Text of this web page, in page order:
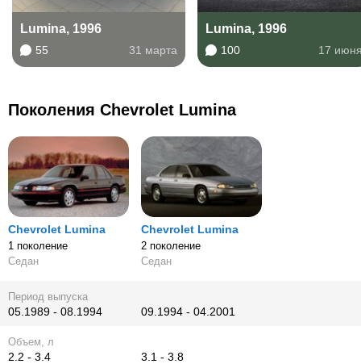
Lumina, 1996
55 31 марта
Lumina, 1996
100 17
Поколения Chevrolet Lumina
Chevrolet Lumina
1 поколение
Седан
Chevrolet Lumina
2 поколение
Седан
Период выпуска
05.1989 - 08.1994 09.1994 - 04.2001
Объем, л
2.2 - 3.4 3.1 - 3.8